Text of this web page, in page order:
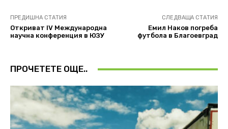
ПРЕДИШНА СТАТИЯ
Откриват IV Международна
научна конференция в ЮЗУ
СЛЕДВАЩА СТАТИЯ
Емил Наков погреба
футбола в Благоевград
ПРОЧЕТЕТЕ ОЩЕ..